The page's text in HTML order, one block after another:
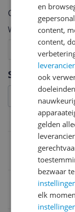
Specificaties
Verpakking
15,9 cm
Verpakking
16,7 cm
Cijfer
Welk cijfer geef
3
en
content,
content,
ook
gelden
bezwaar
elk